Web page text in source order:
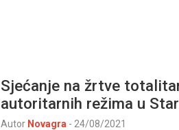
Sjećanje na žrtve
autoritarnih režima u
Autor Novagra - 24/08/2021